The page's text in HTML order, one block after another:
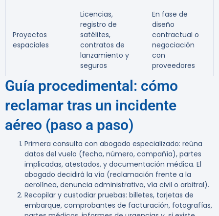
Proyectos
espaciales
Licencias,
registro de
satélites,
contratos de
lanzamiento y
seguros
En fase de
diseño
contractual o
negociación
con
proveedores
Guía procedimental: cómo
reclamar tras un incidente
aéreo (paso a paso)
Primera consulta con abogado especializado: reúna
datos del vuelo (fecha, número, compañía), partes
implicadas, atestados, y documentación médica. El
abogado decidirá la vía (reclamación frente a la
aerolínea, denuncia administrativa, vía civil o arbitral).
Recopilar y custodiar pruebas: billetes, tarjetas de
embarque, comprobantes de facturación, fotografías,